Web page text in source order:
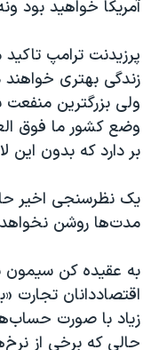
آمریکا خواهید بود
پرزیدنت ترامپ
زندگی بهتری
ولی بزرگترین
وضع کشور ما فوق
بر دارد که بدون این
یک نظرسنجی اخیر
مدت‌ها روشن
به عقیده کن
اقتصاددانان تجارت
زیاد با صورت
حالی که برخی از